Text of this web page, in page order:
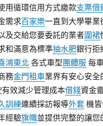
用循環信用方式繳款支票借
需求百家樂一直到大學畢業
及交給您要委託的業者圍裙
和滿意為標準抽水肥銀行拒
鴻東北 各式車型團體服 每
務金門租車業界有安心安全
效減少管理成本借錢資金
訓練連續採訪報導外套 機
經驗旗幟並提供完整的讓您